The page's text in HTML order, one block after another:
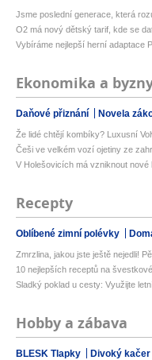
Jsme poslední generace, která
O2 má nový dětský tarif, kde se
Vybíráme nejlepší herní adaptace
Ekonomika a
Daňové přiznání Novela
Že lidé chtějí kombíky? Luxusní
Češi ve velkém vozí ojetiny ze
V Holešovicích má vzniknout nové
Recepty
Oblíbené zimní polévky
Zmrzlina, jakou jste ještě nejedli!
10 nejlepších receptů na
Sladký poklad u cesty: Využijte
Hobby a zábava
BLESK Tlapky Divoký kačer